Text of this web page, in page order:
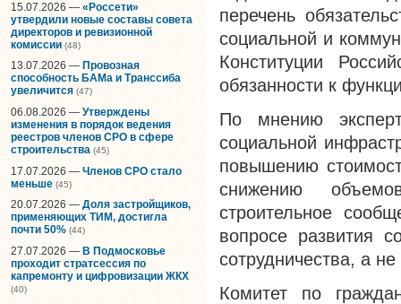
15.07.2026 — «Россети»
утвердили новые составы совета
директоров и ревизионной
комиссии (48)
13.07.2026 — Провозная
способность БАМа и Транссиба
увеличится (47)
06.08.2026 — Утверждены
изменения в порядок ведения
реестров членов СРО в сфере
строительства (45)
17.07.2026 — Членов СРО стало
меньше (45)
20.07.2026 — Доля застройщиков,
применяющих ТИМ, достигла
почти 50% (44)
27.07.2026 — В Подмосковье
проходит стратсессия по
капремонту и цифровизации ЖКХ
(40)
перечень
социальной и
Конституции
обязанности к
По мнению
социальной
повышению
снижению
строительное
вопросе развития
сотрудничества, а не
Комитет по